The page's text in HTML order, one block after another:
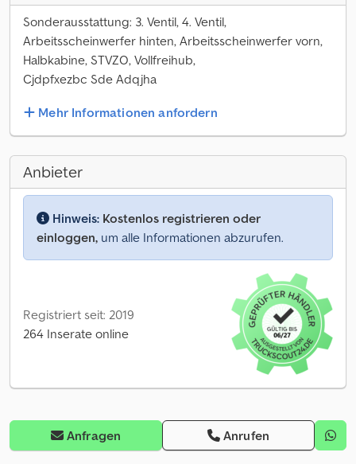
Sonderausstattung: 3. Ventil, 4. Ventil,
Arbeitsscheinwerfer hinten, Arbeitsscheinwerfer vorn,
Halbkabine, STVZO, Vollfreihub,
Cjdpfxezbc Sde Adqjha
Mehr Informationen anfordern
Anbieter
Hinweis: Kostenlos registrieren oder
einloggen, um alle Informationen abzurufen.
Registriert seit: 2019
264 Inserate online
Anfragen Anrufen